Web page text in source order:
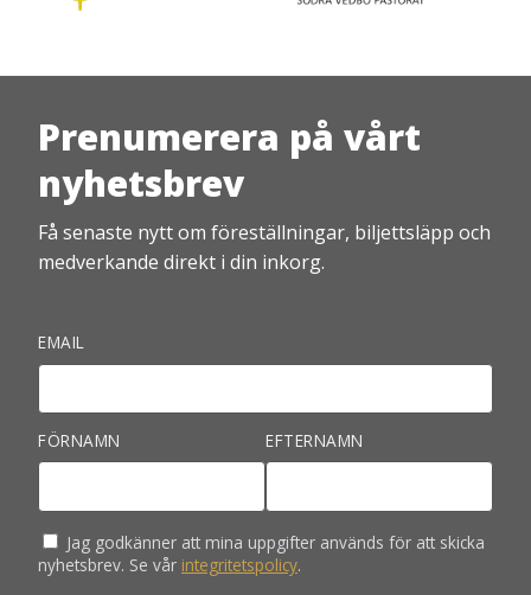
Prenumerera på vårt
nyhetsbrev
Få senaste nytt om föreställningar, biljettsläpp och
medverkande direkt i din inkorg.
EMAIL
FÖRNAMN EFTERNAMN
Jag godkänner att mina uppgifter används för att skicka
nyhetsbrev. Se vår integritetspolicy.